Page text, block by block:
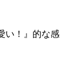
い！』的な感